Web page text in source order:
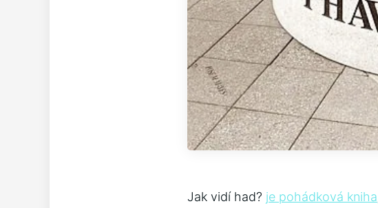
Jak vidí had? je pohádková kniha